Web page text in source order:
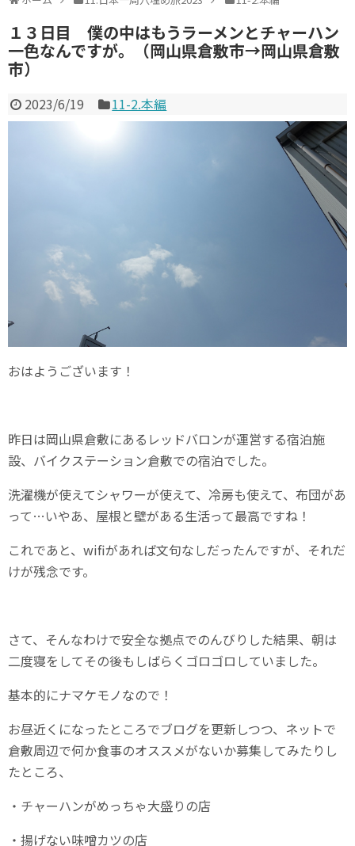
１３日目 僕の中はもうラーメンとチャーハン
一色なんですが。（岡山県倉敷市→岡山県倉敷
市）
2023/6/19 11-2.本編
おはようございます！
昨日は岡山県倉敷にあるレッドバロンが運営する宿泊施
設、バイクステーション倉敷での宿泊でした。
洗濯機が使えてシャワーが使えて、冷房も使えて、布団があ
って…いやあ、屋根と壁がある生活って最高ですね！
これであと、wifiがあれば文句なしだったんですが、それだ
けが残念です。
さて、そんなわけで安全な拠点でのんびりした結果、朝は
二度寝をしてその後もしばらくゴロゴロしていました。
基本的にナマケモノなので！
お昼近くになったところでブログを更新しつつ、ネットで
倉敷周辺で何か食事のオススメがないか募集してみたりし
たところ、
・チャーハンがめっちゃ大盛りの店
・揚げない味噌カツの店